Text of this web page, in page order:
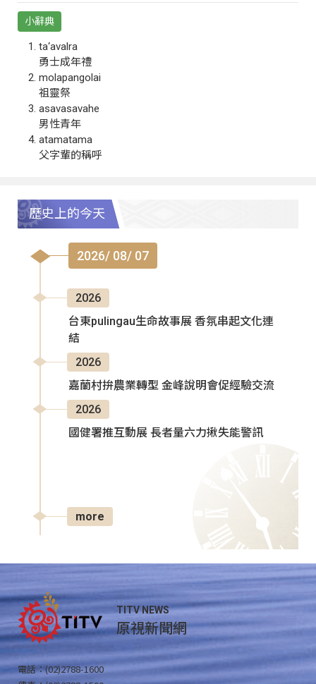
小辭典
ta‘avalra
勇士成年禮
molapangolai
祖靈祭
asavasavahe
男性青年
atamatama
父字輩的稱呼
歷史上的今天
2026/ 08/ 07
2026
台東pulingau生命故事展 香氛串起文化連
結
2026
嘉蘭村拚農業轉型 金峰說明會促經驗交流
2026
國健署推互動展 長者量六力揪失能警訊
more
TITV NEWS
原視新聞網
電話：(02)2788-1600